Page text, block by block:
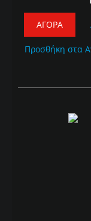
ΑΓΟΡΆ
Προσθήκη στα